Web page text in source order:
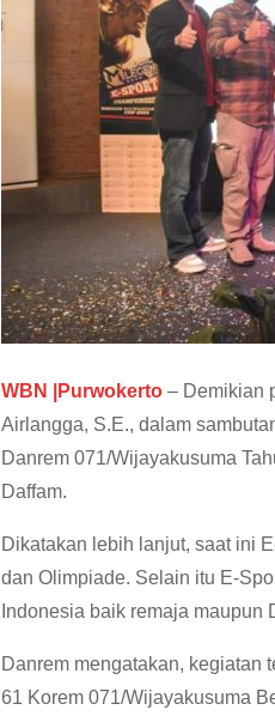
WBN |Purwokerto – Demikian
Airlangga, S.E., dalam
Danrem 071/Wijayakusuma
Daffam.
Dikatakan lebih lanjut, saat ini
dan Olimpiade. Selain itu E-
Indonesia baik remaja
Danrem mengatakan, kegiatan
61 Korem 071/Wijayakusuma